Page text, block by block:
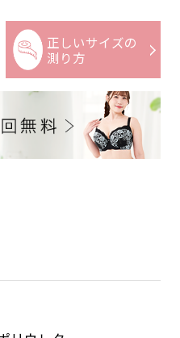
正しいサイズの
測り方